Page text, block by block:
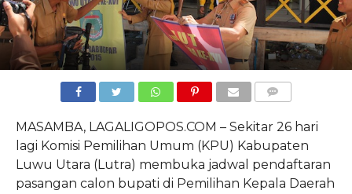
MASAMBA, LAGALIGOPOS.COM – Sekitar 26 hari
lagi Komisi Pemilihan Umum (KPU) Kabupaten
Luwu Utara (Lutra) membuka jadwal pendaftaran
pasangan calon bupati di Pemilihan Kepala Daerah